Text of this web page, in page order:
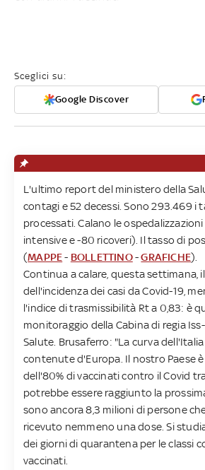
Sceglici su:
Google Discover
L'ultimo report del ministero della
contagi e 52 decessi. Sono 293.469 i
processati. Calano le
intensive e -80 ricoveri). Il tasso di
(MAPPE- BOLLETTINO-GRAFICHE).
Continua a calare, questa settimana,
dell'incidenza dei casi da Covid-19,
l'indice di trasmissibilità Rt a 0,83: è
monitoraggio della Cabina di regia
Salute. Brusaferro: "La curva
contenute d'Europa. Il nostro Paese
dell'80% di vaccinati contro il Covid
potrebbe essere raggiunto la
sono ancora 8,3 milioni di persone
ricevuto nemmeno una dose. Si
dei giorni di quarantena per le classi
vaccinati.